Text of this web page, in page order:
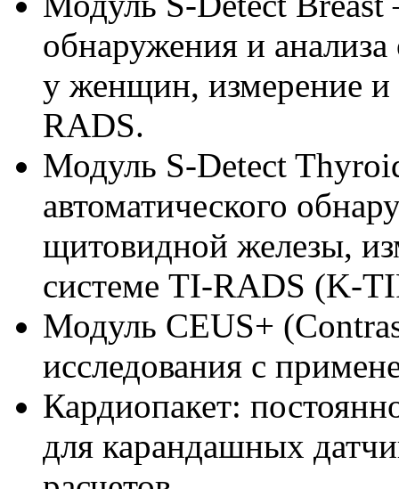
обнаружения и
у женщин, измерение и
RADS.
Модуль S-Detect
автоматического
щитовидной железы,
системе TI-RADS (K-
Модуль CEUS+
исследования с
Кардиопакет:
для карандашных